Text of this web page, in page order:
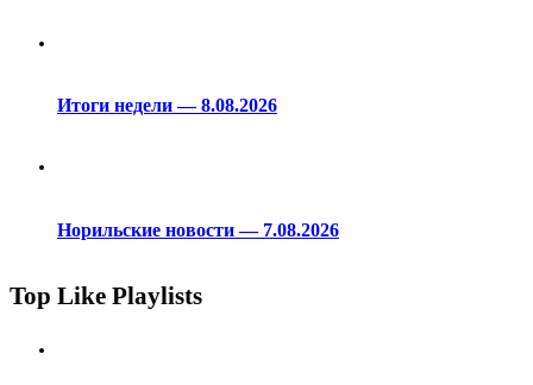
Итоги недели — 8.08.2026
Норильские новости — 7.08.2026
Top Like Playlists